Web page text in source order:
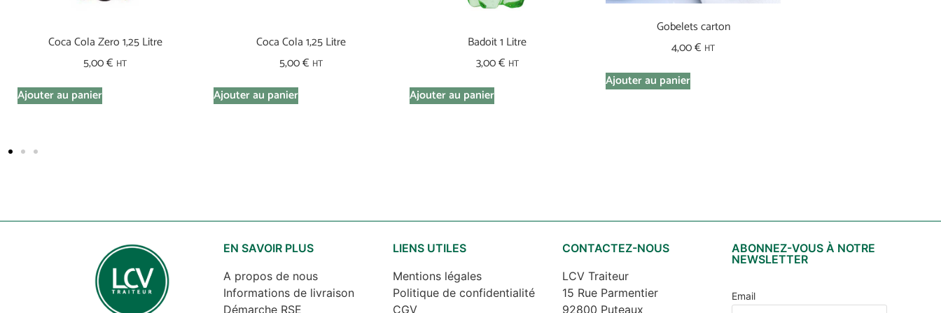
Coca Cola Zero 1,25 Litre
5,00€ HT
Ajouter au panier
Coca Cola 1,25 Litre
5,00€ HT
Ajouter au panier
Badoit 1 Litre
3,00€ HT
Ajouter au panier
Gobelets carton
4,00€ HT
Ajouter au panier
EN SAVOIR PLUS
A propos de nous
Informations de livraison
Démarche RSE
LIENS UTILES
Mentions légales
Politique de confidentialité
CGV
CONTACTEZ-NOUS
LCV Traiteur
15 Rue Parmentier
92800 Puteaux
ABONNEZ-VOUS À NOTRE
NEWSLETTER
Email